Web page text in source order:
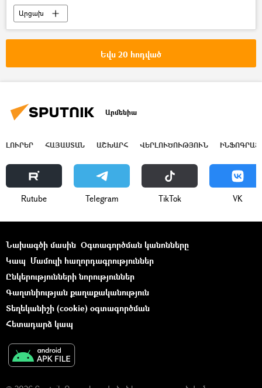
Արցախ
Եվս 20 հոդված
Արմենիա
ԼՈՒՐԵՐ ՀԱՅԱՍՏԱՆ ԱՇԽԱՐՀ ՎԵՐԼՈՒԾՈՒԹՅՈՒՆ
Rutube Telegram ТikТоk VK
Նախագծի մասին Օգտագործման կանոնները
Կապ Մամուլի հաղորդագրություններ
Ընկերությունների նորություններ
Գաղտնիության քաղաքականություն
Տեղեկանիշի (cookie) օգտագործման
Հետադարձ կապ